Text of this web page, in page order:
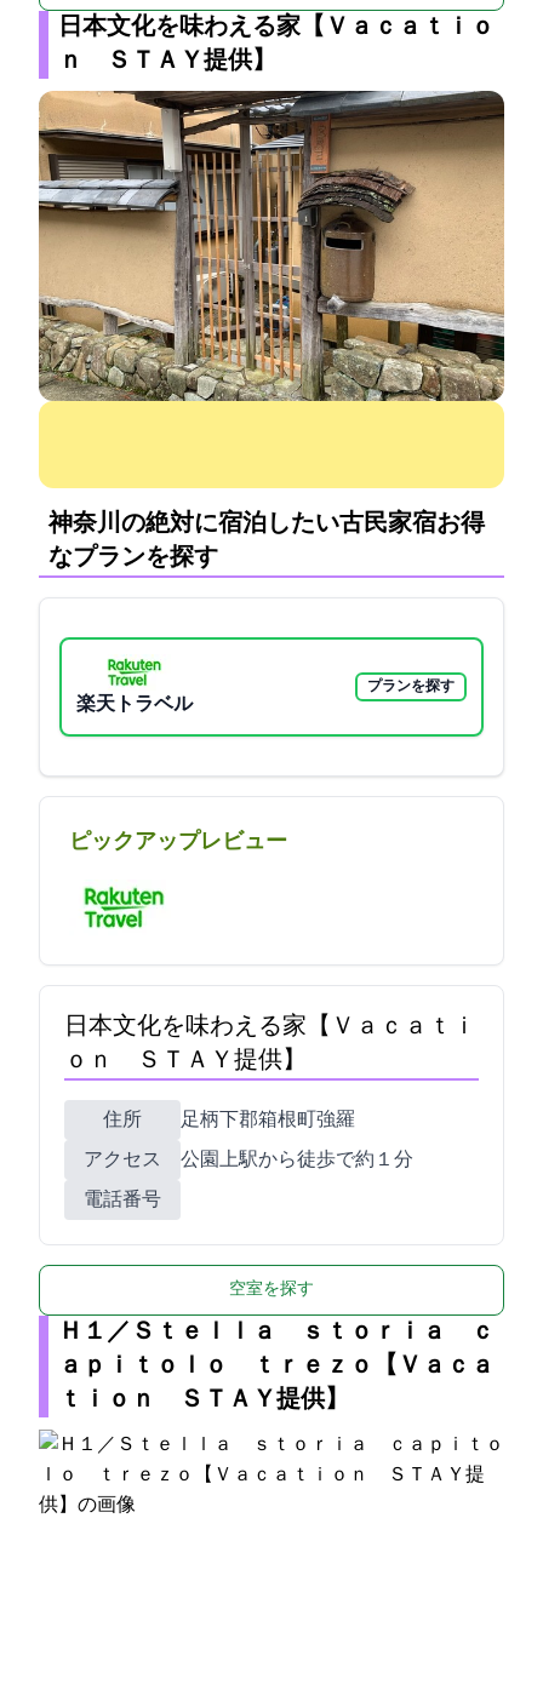
日本文化を味わえる家【Ｖａｃａｔｉｏ
ｎ ＳＴＡＹ提供】
神奈川の絶対に宿泊したい古民家宿:お得
なプランを探す
楽天トラベル
プランを探す
ピックアップレビュー
日本文化を味わえる家【Ｖａｃａｔｉ
ｏｎ ＳＴＡＹ提供】
住所
足柄下郡箱根町強羅1320-836
アクセス
公園上駅から徒歩で約１分
電話番号
空室を探す
Ｈ１／Ｓｔｅｌｌａ ｓｔｏｒｉａ ｃ
ａｐｉｔｏｌｏ ｔｒｅｚｏ【Ｖａｃａ
ｔｉｏｎ ＳＴＡＹ提供】